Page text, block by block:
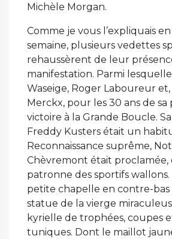
Michèle Morgan.
Comme je vous l’expliquais
semaine, plusieurs vedettes
rehaussèrent de leur
manifestation. Parmi
Waseige, Roger Laboureur
Merckx, pour les 30 ans de sa
victoire à la Grande Boucle.
Freddy Kusters était un
Reconnaissance suprême,
Chèvremont était proclamée,
patronne des sportifs
petite chapelle en contre-
statue de la vierge
kyrielle de trophées, coupes
tuniques. Dont le maillot